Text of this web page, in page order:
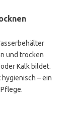
und trocken
Kalk bildet.
– ein